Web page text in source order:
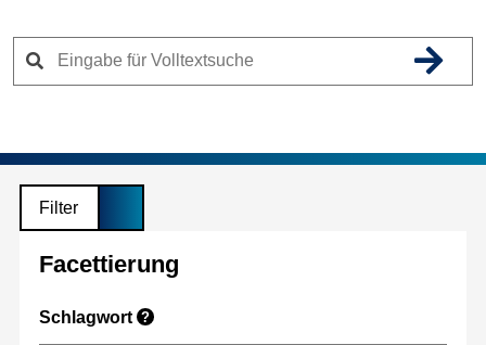
Filter
Facettierung
Schlagwort ?